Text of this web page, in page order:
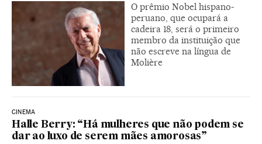
O prêmio Nobel hispano-
peruano, que ocupará a
cadeira 18, será o primeiro
membro da instituição que
não escreve na língua de
Molière
CINEMA
Halle Berry: “Há mulheres que não podem se
dar ao luxo de serem mães amorosas”